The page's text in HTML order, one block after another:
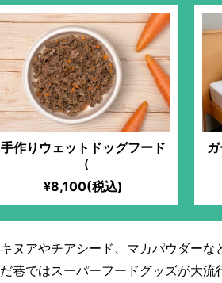
手作りウェットドッグフード
（
¥8,100(税込)
キヌアやチアシード、マカパウダー
だ巷ではスーパーフードグッズが大流